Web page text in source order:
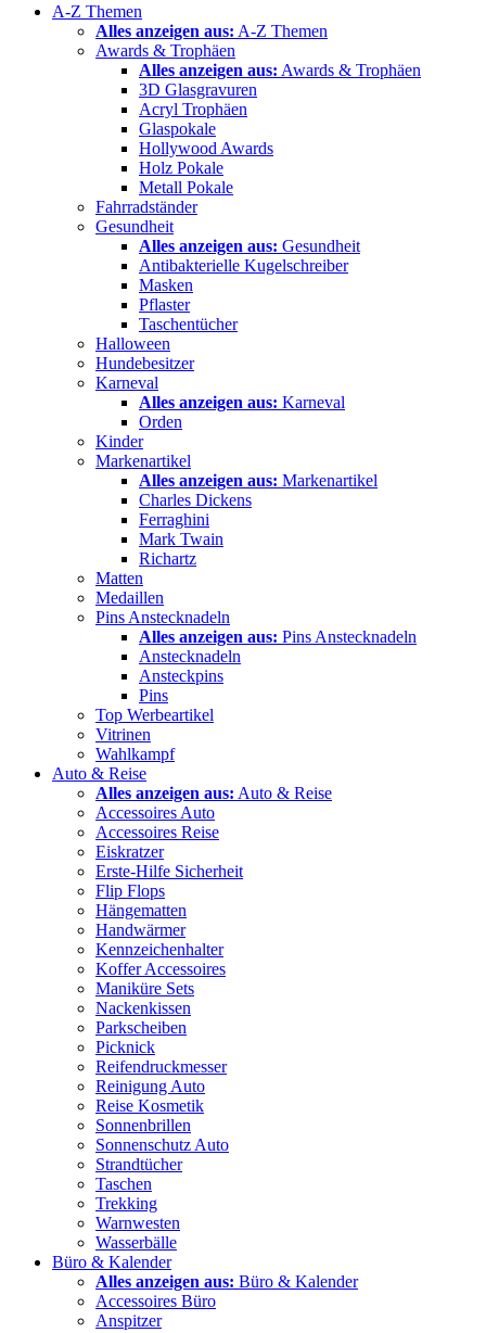
A-Z Themen
Alles anzeigen aus: A-Z Themen
Awards & Trophäen
Alles anzeigen aus: Awards & Trophäen
3D Glasgravuren
Acryl Trophäen
Glaspokale
Hollywood Awards
Holz Pokale
Metall Pokale
Fahrradständer
Gesundheit
Alles anzeigen aus: Gesundheit
Antibakterielle Kugelschreiber
Masken
Pflaster
Taschentücher
Halloween
Hundebesitzer
Karneval
Alles anzeigen aus: Karneval
Orden
Kinder
Markenartikel
Alles anzeigen aus: Markenartikel
Charles Dickens
Ferraghini
Mark Twain
Richartz
Matten
Medaillen
Pins Anstecknadeln
Alles anzeigen aus: Pins Anstecknadeln
Anstecknadeln
Ansteckpins
Pins
Top Werbeartikel
Vitrinen
Wahlkampf
Auto & Reise
Alles anzeigen aus: Auto & Reise
Accessoires Auto
Accessoires Reise
Eiskratzer
Erste-Hilfe Sicherheit
Flip Flops
Hängematten
Handwärmer
Kennzeichenhalter
Koffer Accessoires
Maniküre Sets
Nackenkissen
Parkscheiben
Picknick
Reifendruckmesser
Reinigung Auto
Reise Kosmetik
Sonnenbrillen
Sonnenschutz Auto
Strandtücher
Taschen
Trekking
Warnwesten
Wasserbälle
Büro & Kalender
Alles anzeigen aus: Büro & Kalender
Accessoires Büro
Anspitzer